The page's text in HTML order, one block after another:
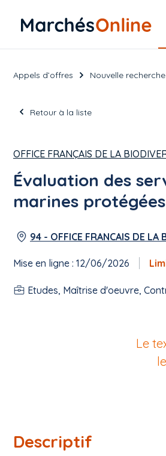
Appels d’offres Nouvelle recherche
Retour à la liste
OFFICE FRANÇAIS DE LA
Évaluation des
marines
94 - OFFICE FRANCAIS DE LA
Mise en ligne : 12/06/2026
Etudes, Maîtrise d'oeuvre,
Le
Descriptif